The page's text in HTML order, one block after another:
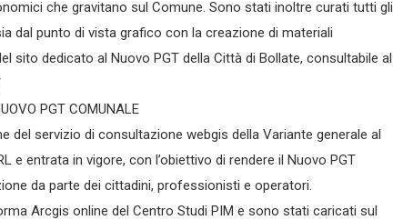
che gravitano sul Comune. Sono stati inoltre curati tutti gli
dal punto di vista grafico con la creazione di materiali
sito dedicato al Nuovo PGT della Città di Bollate, consultabile al
PGT COMUNALE
del servizio di consultazione webgis della Variante generale al
e entrata in vigore, con l’obiettivo di rendere il Nuovo PGT
da parte dei cittadini, professionisti e operatori.
Arcgis online del Centro Studi PIM e sono stati caricati sul